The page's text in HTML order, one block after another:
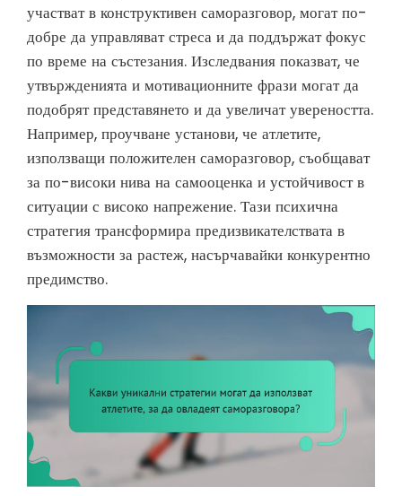
участват в конструктивен саморазговор, могат по-
добре да управляват стреса и да поддържат фокус
по време на състезания. Изследвания показват, че
утвържденията и мотивационните фрази могат да
подобрят представянето и да увеличат увереността.
Например, проучване установи, че атлетите,
използващи положителен саморазговор, съобщават
за по-високи нива на самооценка и устойчивост в
ситуации с високо напрежение. Тази психична
стратегия трансформира предизвикателствата в
възможности за растеж, насърчавайки конкурентно
предимство.